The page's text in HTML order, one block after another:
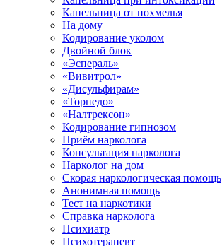
Капельница от похмелья
На дому
Кодирование уколом
Двойной блок
«Эспераль»
«Вивитрол»
«Дисульфирам»
«Торпедо»
«Налтрексон»
Кодирование гипнозом
Приём нарколога
Консультация нарколога
Нарколог на дом
Скорая наркологическая помощь
Анонимная помощь
Тест на наркотики
Справка нарколога
Психиатр
Психотерапевт